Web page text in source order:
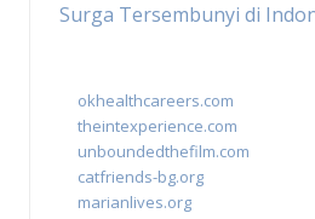
Surga Tersembunyi di
okhealthcareers.com
theintexperience.com
unboundedthefilm.com
catfriends-bg.org
marianlives.org